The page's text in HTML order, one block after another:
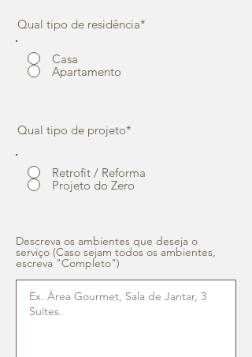
Qual tipo de residência*
Casa
Apartamento
Qual tipo de projeto*
Retrofit / Reforma
Projeto do Zero
Descreva os ambientes que deseja o
serviço (Caso sejam todos os ambientes,
escreva "Completo")